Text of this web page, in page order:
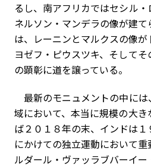
るし、南アフリカではセシル・
ネルソン・マンデラの像が建
は、レーニンとマルクスの像
ヨゼフ・ピウスツキ、そして
の顕彰に道を譲っている。
最新のモニュメントの中に
域において、本当に規模の大
ば２０１８年の末、インドは
にかけての独立運動において
ルダール・ヴァッラブバーイ